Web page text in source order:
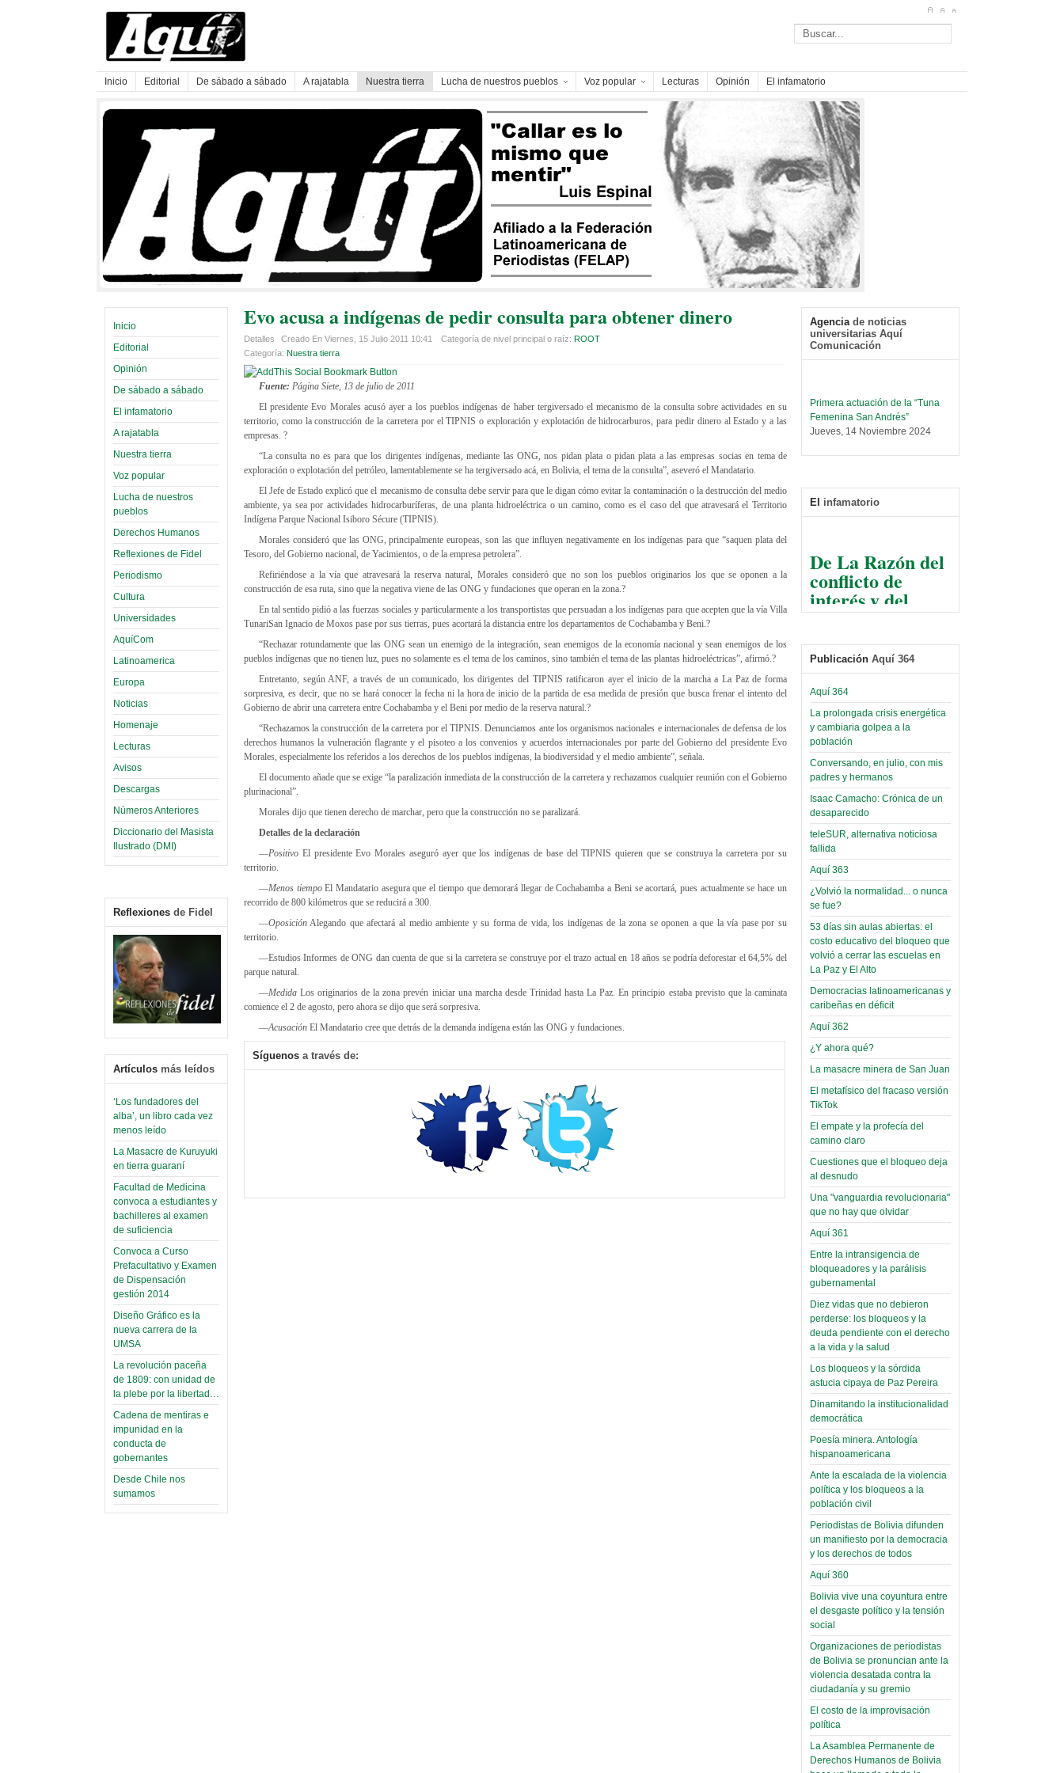
Inicio Editorial De sábado a sábado A rajatabla Nuestra tierra Lucha de nuestros pueblos Voz popular Lecturas Opinión El infamatorio
Inicio
Editorial
Opinión
De sábado a sábado
El infamatorio
A rajatabla
Nuestra tierra
Voz popular
Lucha de nuestros
pueblos
Derechos Humanos
Reflexiones de Fidel
Periodismo
Cultura
Universidades
AquíCom
Latinoamerica
Europa
Noticias
Homenaje
Lecturas
Avisos
Descargas
Números Anteriores
Diccionario del Masista
Ilustrado (DMI)
Reflexiones de Fidel
Artículos más leídos
‘Los fundadores del
alba’, un libro cada vez
menos leído
La Masacre de Kuruyuki
en tierra guaraní
Facultad de Medicina
convoca a estudiantes y
bachilleres al examen
de suficiencia
Convoca a Curso
Prefacultativo y Examen
de Dispensación
gestión 2014
Diseño Gráfico es la
nueva carrera de la
UMSA
La revolución paceña
de 1809: con unidad de
la plebe por la libertad…
Cadena de mentiras e
impunidad en la
conducta de
gobernantes
Desde Chile nos
sumamos
Evo acusa a indígenas de pedir consulta para obtener dinero
Detalles Creado En Viernes, 15 Julio 2011 10:41 Categoría de nivel principal o raíz: ROOT
Categoría: Nuestra tierra
Fuente: Página Siete, 13 de julio de 2011
El presidente Evo Morales acusó ayer a los pueblos indígenas de haber tergiversado el mecanismo de la consulta sobre actividades en su
territorio, como la construcción de la carretera por el TIPNIS o exploración y explotación de hidrocarburos, para pedir dinero al Estado y a las
empresas. ?
“La consulta no es para que los dirigentes indígenas, mediante las ONG, nos pidan plata o pidan plata a las empresas socias en tema de
exploración o explotación del petróleo, lamentablemente se ha tergiversado acá, en Bolivia, el tema de la consulta”, aseveró el Mandatario.
El Jefe de Estado explicó que el mecanismo de consulta debe servir para que le digan cómo evitar la contaminación o la destrucción del medio
ambiente, ya sea por actividades hidrocarburíferas, de una planta hidroeléctrica o un camino, como es el caso del que atravesará el Territorio
Indígena Parque Nacional Isiboro Sécure (TIPNIS).
Morales consideró que las ONG, principalmente europeas, son las que influyen negativamente en los indígenas para que “saquen plata del
Tesoro, del Gobierno nacional, de Yacimientos, o de la empresa petrolera”.
Refiriéndose a la vía que atravesará la reserva natural, Morales consideró que no son los pueblos originarios los que se oponen a la
construcción de esa ruta, sino que la negativa viene de las ONG y fundaciones que operan en la zona.?
En tal sentido pidió a las fuerzas sociales y particularmente a los transportistas que persuadan a los indígenas para que acepten que la vía Villa
TunariSan Ignacio de Moxos pase por sus tierras, pues acortará la distancia entre los departamentos de Cochabamba y Beni.?
“Rechazar rotundamente que las ONG sean un enemigo de la integración, sean enemigos de la economía nacional y sean enemigos de los
pueblos indígenas que no tienen luz, pues no solamente es el tema de los caminos, sino también el tema de las plantas hidroeléctricas”, afirmó.?
Entretanto, según ANF, a través de un comunicado, los dirigentes del TIPNIS ratificaron ayer el inicio de la marcha a La Paz de forma
sorpresiva, es decir, que no se hará conocer la fecha ni la hora de inicio de la partida de esa medida de presión que busca frenar el intento del
Gobierno de abrir una carretera entre Cochabamba y el Beni por medio de la reserva natural.?
“Rechazamos la construcción de la carretera por el TIPNIS. Denunciamos ante los organismos nacionales e internacionales de defensa de los
derechos humanos la vulneración flagrante y el pisoteo a los convenios y acuerdos internacionales por parte del Gobierno del presidente Evo
Morales, especialmente los referidos a los derechos de los pueblos indígenas, la biodiversidad y el medio ambiente”, señala.
El documento añade que se exige “la paralización inmediata de la construcción de la carretera y rechazamos cualquier reunión con el Gobierno
plurinacional”.
Morales dijo que tienen derecho de marchar, pero que la construcción no se paralizará.
Detalles de la declaración
—PositivoEl presidente Evo Morales aseguró ayer que los indígenas de base del TIPNIS quieren que se construya la carretera por su
territorio.
—Menos tiempoEl Mandatario asegura que el tiempo que demorará llegar de Cochabamba a Beni se acortará, pues actualmente se hace un
recorrido de 800 kilómetros que se reducirá a 300.
—OposiciónAlegando que afectará al medio ambiente y su forma de vida, los indígenas de la zona se oponen a que la vía pase por su
territorio.
—Estudios Informes de ONG dan cuenta de que si la carretera se construye por el trazo actual en 18 años se podría deforestar el 64,5% del
parque natural.
—MedidaLos originarios de la zona prevén iniciar una marcha desde Trinidad hasta La Paz. En principio estaba previsto que la caminata
comience el 2 de agosto, pero ahora se dijo que será sorpresiva.
—AcusaciónEl Mandatario cree que detrás de la demanda indígena están las ONG y fundaciones.
Síguenos a través de:
Agencia de noticias
universitarias Aquí
Comunicación
Primera actuación de la “Tuna
Femenina San Andrés”
Jueves, 14 Noviembre 2024
Leer Más...
tráfico de personas
taller de software estadístico en
la UMSA
Sábado, 14 Septiembre 2024
certificados por apoyo al
Séptimo Encuentro de
Sábado, 14 Octubre 2023
Leer Más...
Trabajo Social de la UMSA
volverá a las urnas para elegir a
su directora
Sábado, 14 Octubre 2023
Leer Más...
Candidatos del MAS se
presentarán en la UMSA
Jueves, 14 Septiembre 2023
Leer Más...
Carrera de Geografía realiza
Segundo Congreso Nacional
Viernes, 14 Octubre 2022
Leer Más...
Docentes y estudiantes de
Trabajo Social de la UMSA
elegirán directora
Viernes, 14 Octubre 2022
Leer Más...
“Tuna Femenina San Andrés”
toca y canta con coraje
Miércoles, 14 Septiembre 2022
Leer Más...
Posesionan a dirigentes de
Asociación de Docentes
Domingo, 14 Agosto 2022
Leer Más...
El infamatorio
De La Razón del
conflicto de
interés y del
razonable arte
y esconder la
mano
El Infamatorio
Jueves, 10 Diciembre 2020
Read more...
Infierno Covid
parte VI:
Gabinete de
Áñez se atribuye
construcción de
hospitales
prefabricados en
la que no tuvo
participación;
más de 24 horas
después rectifica
parcialmente
El Infamatorio
Miércoles, 09 Diciembre 2020
Read more...
Interpretación
de un álbum de
narco-fotos
(Miscelánea
Palaciega 8)
El Infamatorio
Miércoles, 19 Junio 2019
Read more...
Cosmética
descolonizadora
(Miscelánea
palaciega 7)
El Infamatorio
Lunes, 27 Mayo 2019
Read more...
Creacionismo,
filtraciones e
inicio de la
campaña del
MAS
(Miscelánea
palaciega 6)
El Infamatorio
Domingo, 12 Mayo 2019
Read more...
Publicación Aquí 364
Aquí 364
La prolongada crisis energética
y cambiaria golpea a la
población
Conversando, en julio, con mis
padres y hermanos
Isaac Camacho: Crónica de un
desaparecido
teleSUR, alternativa noticiosa
fallida
Aquí 363
¿Volvió la normalidad... o nunca
se fue?
53 días sin aulas abiertas: el
costo educativo del bloqueo que
volvió a cerrar las escuelas en
La Paz y El Alto
Democracias latinoamericanas y
caribeñas en déficit
Aquí 362
¿Y ahora qué?
La masacre minera de San Juan
El metafísico del fracaso versión
TikTok
El empate y la profecía del
camino claro
Cuestiones que el bloqueo deja
al desnudo
Una "vanguardia revolucionaria"
que no hay que olvidar
Aquí 361
Entre la intransigencia de
bloqueadores y la parálisis
gubernamental
Diez vidas que no debieron
perderse: los bloqueos y la
deuda pendiente con el derecho
a la vida y la salud
Los bloqueos y la sórdida
astucia cipaya de Paz Pereira
Dinamitando la institucionalidad
democrática
Poesía minera. Antología
hispanoamericana
Ante la escalada de la violencia
política y los bloqueos a la
población civil
Periodistas de Bolivia difunden
un manifiesto por la democracia
y los derechos de todos
Aquí 360
Bolivia vive una coyuntura entre
el desgaste político y la tensión
social
Organizaciones de periodistas
de Bolivia se pronuncian ante la
violencia desatada contra la
ciudadanía y su gremio
El costo de la improvisación
política
La Asamblea Permanente de
Derechos Humanos de Bolivia